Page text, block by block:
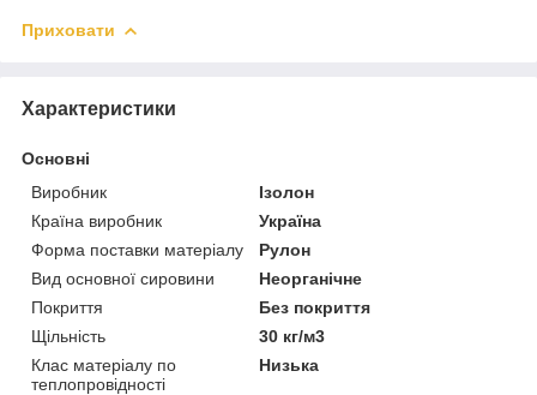
Приховати
Характеристики
Основні
Виробник
Ізолон
Країна виробник
Україна
Форма поставки матеріалу
Рулон
Вид основної сировини
Неорганічне
Покриття
Без покриття
Щільність
30 кг/м3
Клас матеріалу по
теплопровідності
Низька